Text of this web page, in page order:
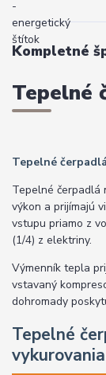
Kompletné
Tepelné
Tepelné
Tepelné čerpadlá
výkon a prijímajú
vstupu priamo z
(1/4) z elektriny.
Výmenník tepla
vstavaný
dohromady
Tepelné
vykurovania